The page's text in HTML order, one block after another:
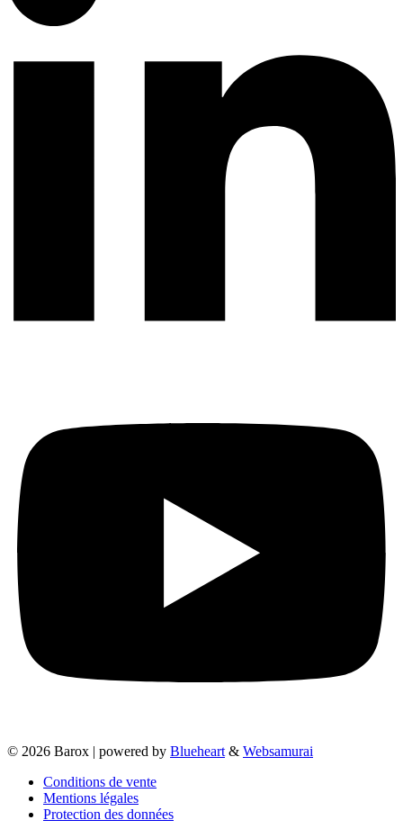
© 2026 Barox | powered by Blueheart & Websamurai
Conditions de vente
Mentions légales
Protection des données